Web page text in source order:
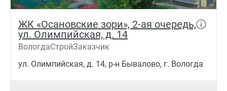
ЖК «Осановские зори», 2-ая очередь,
ул. Олимпийская, д. 14
ВологдаСтройЗаказчик
ул. Олимпийская, д. 14, р-н Бывалово, г. Вологда